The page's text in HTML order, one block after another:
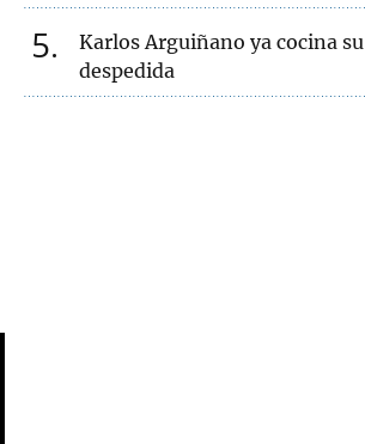
5
Karlos Arguiñano ya cocina su
despedida